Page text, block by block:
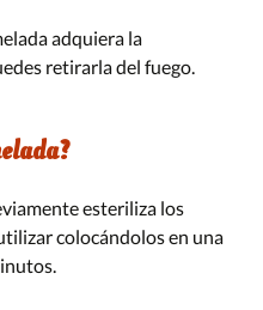
adquiera la
retirarla del fuego.
esteriliza los
colocándolos en una